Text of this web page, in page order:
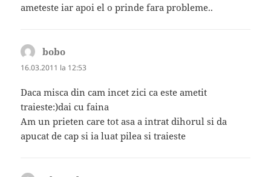
ameteste iar apoi el o prinde fara probleme..
bobo
16.03.2011 la 12:53
Daca misca din cam incet zici ca este ametit
traieste:)dai cu faina
Am un prieten care tot asa a intrat dihorul si da
apucat de cap si ia luat pilea si traieste